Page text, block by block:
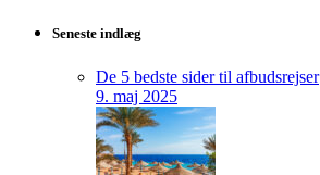
Seneste indlæg
De 5 bedste sider til afbudsrejser
9. maj 2025